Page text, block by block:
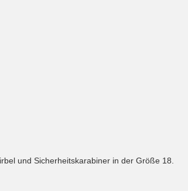
und Sicherheitskarabiner in der Größe 18.